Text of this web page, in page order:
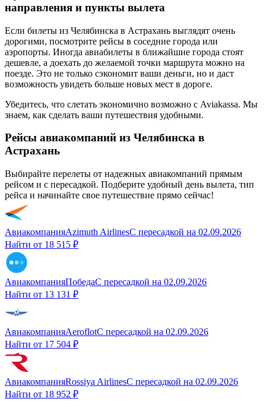
направления и пункты вылета
Если билеты из Челябинска в Астрахань выглядят очень
дорогими, посмотрите рейсы в соседние города или
аэропорты. Иногда авиабилеты в ближайшие города стоят
дешевле, а доехать до желаемой точки маршрута можно на
поезде. Это не только сэкономит ваши деньги, но и даст
возможность увидеть больше новых мест в дороге.
Убедитесь, что слетать экономично возможно с Aviakassa. Мы
знаем, как сделать ваши путешествия удобными.
Рейсы авиакомпаний из Челябинска в
Астрахань
Выбирайте перелеты от надежных авиакомпаний прямым
рейсом и с пересадкой. Подберите удобный день вылета, тип
рейса и начинайте свое путешествие прямо сейчас!
АвиакомпанияAzimuth AirlinesС пересадкой на 02.09.2026
Найти от 18 515 ₽
АвиакомпанияПобедаС пересадкой на 02.09.2026
Найти от 13 131 ₽
АвиакомпанияAeroflotС пересадкой на 02.09.2026
Найти от 17 504 ₽
АвиакомпанияRossiya AirlinesС пересадкой на 02.09.2026
Найти от 18 952 ₽